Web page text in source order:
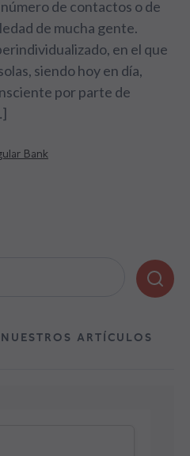
de contactos o de
de mucha gente.
en el que
siendo hoy en día,
por parte de
Bank
ARTÍCULOS